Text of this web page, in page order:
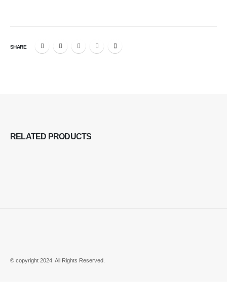
SHARE
RELATED PRODUCTS
© copyright 2024. All Rights Reserved.